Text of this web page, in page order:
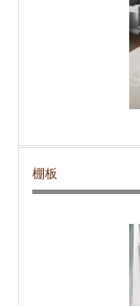
棚板